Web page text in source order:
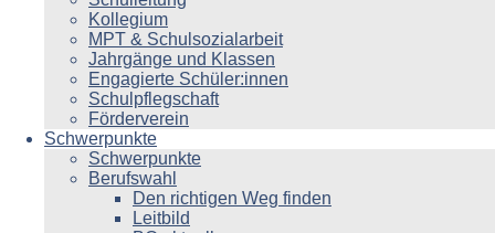
Kollegium
MPT & Schulsozialarbeit
Jahrgänge und Klassen
Engagierte Schüler:innen
Schulpflegschaft
Förderverein
Schwerpunkte
Schwerpunkte
Berufswahl
Den richtigen Weg finden
Leitbild